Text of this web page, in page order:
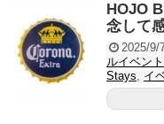
HOJO
念して
2025/9/
ルイベント
Stays, イ